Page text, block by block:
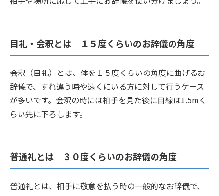
目礼・会釈とは １５度くらいのお辞儀の角度
会釈（目礼）とは、体を１５度くらいの角度に曲げるお
辞儀で、すれ違う時や遠くにいる方に対して行うケース
が多いです。会釈の時には相手を見た後に目線は1.5mく
らい先に下ろします。
普通礼とは ３０度くらいのお辞儀の角度
普通礼とは、相手に敬意を払う時の一般的なお辞儀で、